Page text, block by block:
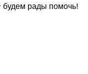
рады помочь!